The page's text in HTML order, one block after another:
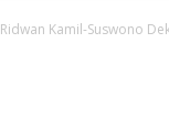
Ridwan Kamil-Suswono